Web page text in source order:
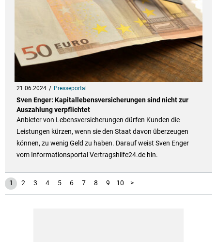
21.06.2024 Presseportal
Sven Enger: Kapitallebensversicherungen sind nicht zur
Auszahlung verpflichtet
Anbieter von Lebensversicherungen dürfen Kunden die
Leistungen kürzen, wenn sie den Staat davon überzeugen
können, zu wenig Geld zu haben. Darauf weist Sven Enger
vom Informationsportal Vertragshilfe24.de hin.
1 2 3 4 5 6 7 8 9 10
1112131415 >